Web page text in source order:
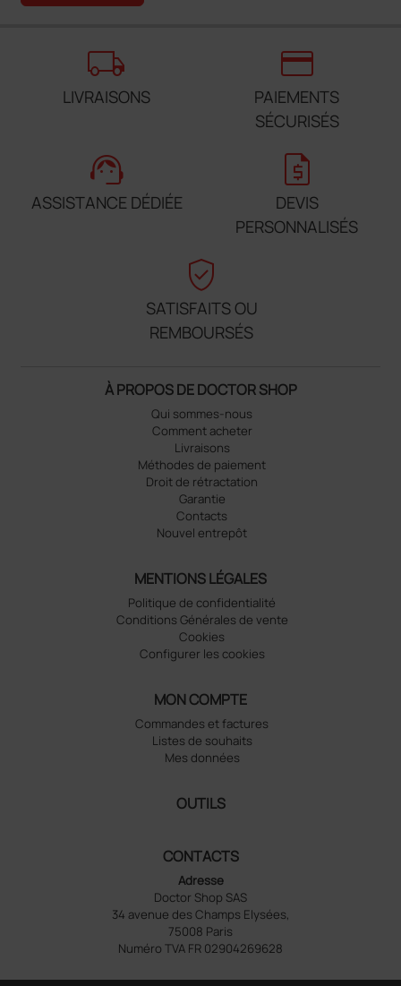
local_shipping
LIVRAISONS
credit_card
PAIEMENTS
SÉCURISÉS
support_agent
ASSISTANCE DÉDIÉE
request_quote
DEVIS
PERSONNALISÉS
verified_user
SATISFAITS OU
REMBOURSÉS
À PROPOS DE DOCTOR SHOP
Qui sommes-nous
Comment acheter
Livraisons
Méthodes de paiement
Droit de rétractation
Garantie
Contacts
Nouvel entrepôt
MENTIONS LÉGALES
Politique de confidentialité
Conditions Générales de vente
Cookies
Configurer les cookies
MON COMPTE
Commandes et factures
Listes de souhaits
Mes données
OUTILS
CONTACTS
Adresse
Doctor Shop SAS
34 avenue des Champs Elysées,
75008 Paris
Numéro TVA FR 02904269628